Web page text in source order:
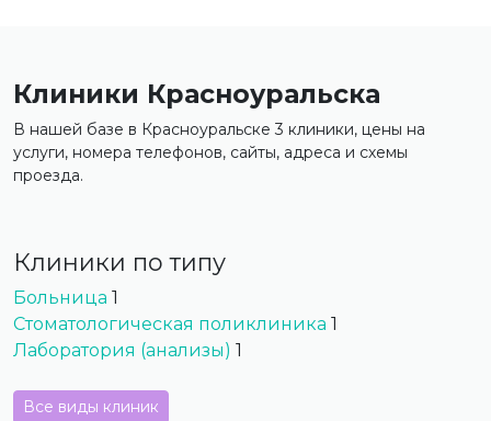
Клиники Красноуральска
В нашей базе в Красноуральске 3 клиники, цены на
услуги, номера телефонов, сайты, адреса и схемы
проезда.
Клиники по типу
Больница 1
Стоматологическая поликлиника 1
Лаборатория (анализы) 1
Все виды клиник